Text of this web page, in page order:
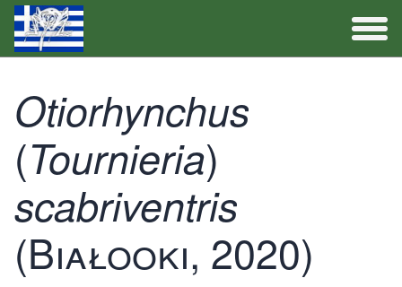
Otiorhynchus
(Tournieria)
scabriventris
(Białooki, 2020)